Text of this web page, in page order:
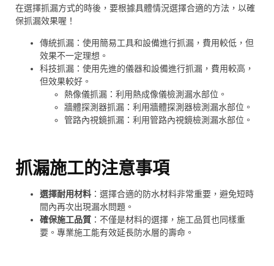
在選擇抓漏方式的時後，要根據具體情況選擇合適的方法，以確
保抓漏效果喔！
傳統抓漏：使用簡易工具和設備進行抓漏，費用較低，但
效果不一定理想。
科技抓漏：使用先進的儀器和設備進行抓漏，費用較高，
但效果較好。
熱像儀抓漏：利用熱成像儀檢測漏水部位。
牆體探測器抓漏：利用牆體探測器檢測漏水部位。
管路內視鏡抓漏：利用管路內視鏡檢測漏水部位。
抓漏施工的注意事項
選擇耐用材料 ：選擇合適的防水材料非常重要，避免短時
間內再次出現漏水問題。
確保施工品質 ：不僅是材料的選擇，施工品質也同樣重
要。專業施工能有效延長防水層的壽命。